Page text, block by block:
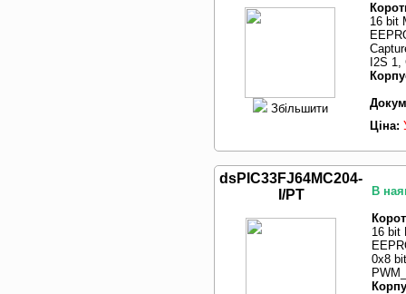
Збільшити
16 bit
I2S
Ціна:
dsPIC33FJ64MC204-
I/PT
В
16 bit
0x8